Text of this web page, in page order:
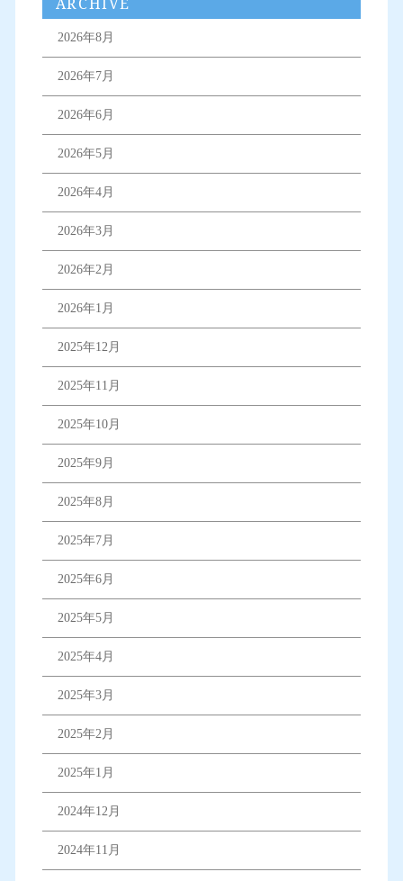
ARCHIVE
2026年8月
2026年7月
2026年6月
2026年5月
2026年4月
2026年3月
2026年2月
2026年1月
2025年12月
2025年11月
2025年10月
2025年9月
2025年8月
2025年7月
2025年6月
2025年5月
2025年4月
2025年3月
2025年2月
2025年1月
2024年12月
2024年11月